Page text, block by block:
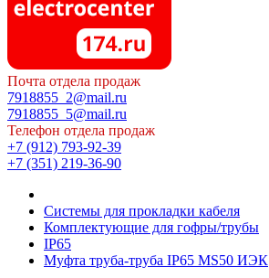
Почта отдела продаж
7918855_2@mail.ru
7918855_5@mail.ru
Телефон отдела продаж
+7 (912) 793-92-39
+7 (351) 219-36-90
Системы для прокладки кабеля
Комплектующие для гофры/трубы
IP65
Муфта труба-труба IP65 MS50 ИЭК